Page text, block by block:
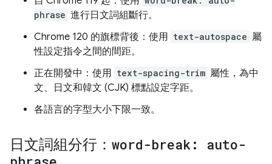
phrase 進行日文詞組斷行。
Chrome 120 的旗標背後：使用 text-autospace 屬
性設定指令之間的間距。
正在開發中：使用 text-spacing-trim 屬性，為中
文、日文和韓文 (CJK) 標點設定字距。
各語言的字型大小下限一致。
日文詞組分行： word-break: auto-